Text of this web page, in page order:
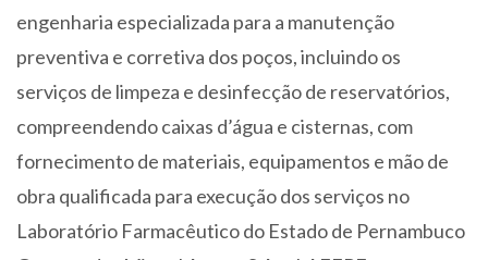
engenharia especializada para a manutenção
preventiva e corretiva dos poços, incluindo os
serviços de limpeza e desinfecção de reservatórios,
compreendendo caixas d’água e cisternas, com
fornecimento de materiais, equipamentos e mão de
obra qualificada para execução dos serviços no
Laboratório Farmacêutico do Estado de Pernambuco